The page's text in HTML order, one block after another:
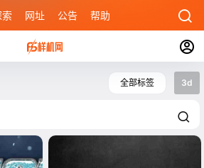
索 网址 公告 帮助
全部标签 3d